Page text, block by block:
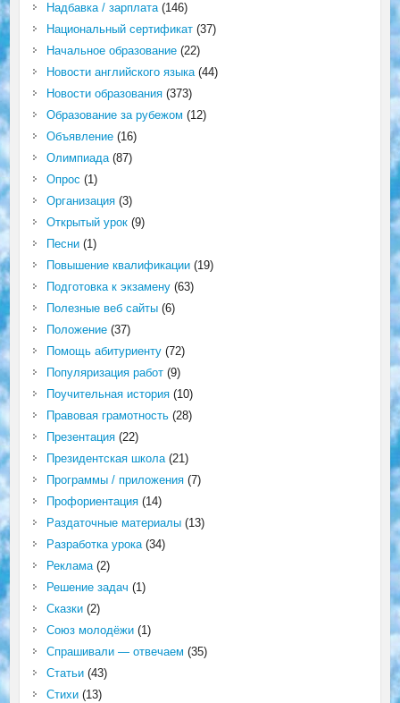
Надбавка / зарплата(146)
Национальный сертификат(37)
Начальное образование(22)
Новости английского языка(44)
Новости образования(373)
Образование за рубежом (12)
Объявление(16)
Олимпиада(87)
Опрос (1)
Организация(3)
Открытый урок(9)
Песни(1)
Повышение квалификации(19)
Подготовка к экзамену(63)
Полезные веб сайты(6)
Положение(37)
Помощь абитуриенту(72)
Популяризация работ(9)
Поучительная история(10)
Правовая грамотность(28)
Презентация(22)
Президентская школа(21)
Программы / приложения(7)
Профориентация(14)
Раздаточные материалы(13)
Разработка урока(34)
Реклама(2)
Решение задач (1)
Сказки(2)
Союз молодёжи(1)
Спрашивали — отвечаем (35)
Статьи(43)
Стихи(13)